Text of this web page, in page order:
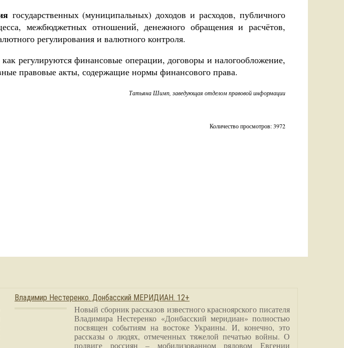
государственных (муниципальных) доходов и расходов, публичного
межбюджетных отношений, денежного обращения и расчётов,
регулирования и валютного контроля.
регулируются финансовые операции, договоры и налогообложение,
правовые акты, содержащие нормы финансового права.
Татьяна Шимп, заведующая отделом правовой информации
Количество просмотров: 3972
Владимир Нестеренко. Донбасский МЕРИДИАН. 12+
Новый сборник рассказов известного красноярского писателя
Владимира Нестеренко «Донбасский меридиан» полностью
посвящен событиям на востоке Украины. И, конечно, это
рассказы о людях, отмеченных тяжелой печатью войны. О
подвиге россиян – мобилизованном рядовом Евгении